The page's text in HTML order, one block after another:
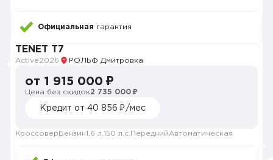
Официальная гарантия
TENET T7
Active2026 РОЛЬФ Дмитровка
от 1 915 000 ₽
Цена без скидок2 735 000 ₽
Кредит от 40 856 ₽/мес
Кроссовер Бензин1.6 л. 150 л.с. ПереднийАвтоматическая